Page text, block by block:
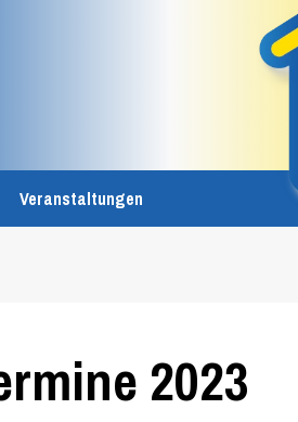
Veranstaltungen
2023